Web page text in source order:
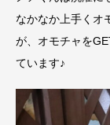
なかなか上手くオ
が、オモチャを
ています♪